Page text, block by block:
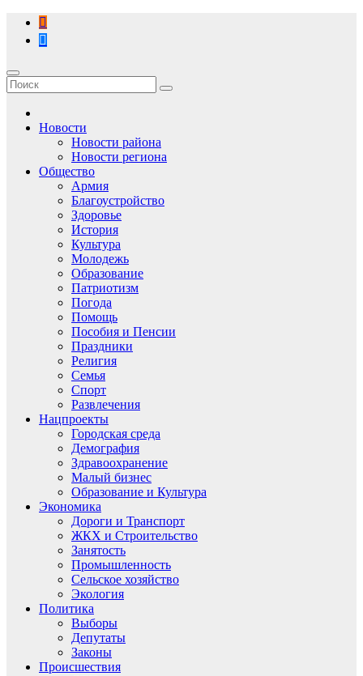
Перейти
содержимому
Новости
Новости района
Новости региона
Общество
Армия
Благоустройство
Здоровье
История
Культура
Молодежь
Образование
Патриотизм
Погода
Помощь
Пособия и Пенсии
Праздники
Религия
Семья
Спорт
Развлечения
Нацпроекты
Городская среда
Демография
Здравоохранение
Малый бизнес
Образование и Культура
Экономика
Дороги и Транспорт
ЖКХ и Строительство
Занятость
Промышленность
Сельское хозяйство
Экология
Политика
Выборы
Депутаты
Законы
Происшествия